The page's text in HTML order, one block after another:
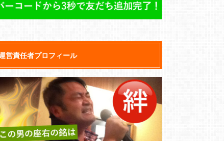
営責任者プロフィール